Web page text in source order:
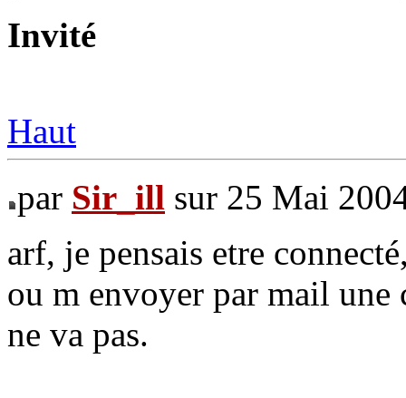
Invité
Haut
par Sir_ill sur 25 Mai
arf, je pensais etre
ou m envoyer par mail
ne va pas.